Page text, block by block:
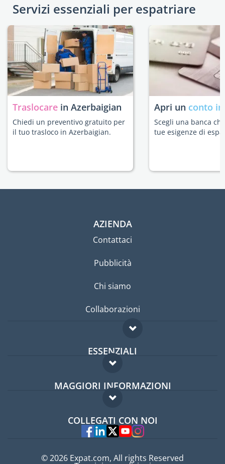
Servizi essenziali per espatriare
Traslocare in Azerbaigian
Chiedi un preventivo gratuito per
il tuo trasloco in Azerbaigian.
Apri un conto
Scegli una banca
tue esigenze di
AZIENDA
Contattaci
Pubblicità
Chi siamo
Collaborazioni
ESSENZIALI
Forum per expat
Guida per expat
MAGGIORI INFORMAZIONI
Domande frequenti
Esperti
COLLEGATI CON NOI
© 2026 Expat.com, All rights Reserved